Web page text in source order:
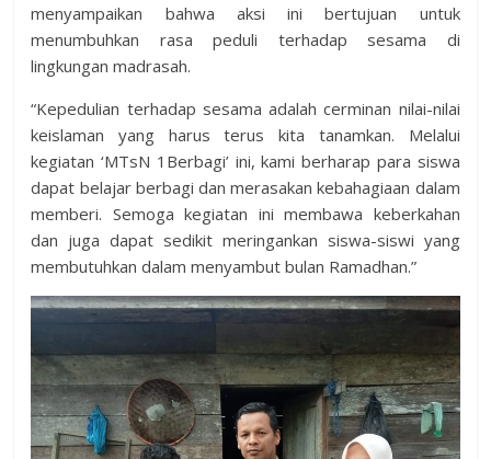
menyampaikan bahwa aksi ini bertujuan untuk
menumbuhkan rasa peduli terhadap sesama di
lingkungan madrasah.
“Kepedulian terhadap sesama adalah cerminan nilai-nilai
keislaman yang harus terus kita tanamkan. Melalui
kegiatan ‘MTsN 1Berbagi’ ini, kami berharap para siswa
dapat belajar berbagi dan merasakan kebahagiaan dalam
memberi. Semoga kegiatan ini membawa keberkahan
dan juga dapat sedikit meringankan siswa-siswi yang
membutuhkan dalam menyambut bulan Ramadhan.”